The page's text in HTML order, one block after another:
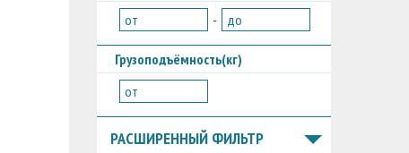
от
- до
Грузоподъёмность(кг)
от
РАСШИРЕННЫЙ ФИЛЬТР